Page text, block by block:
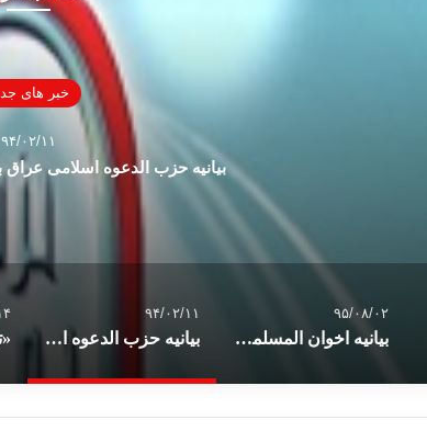
خبر های
۹۴/۰۲/۱۱
بیانیه حزب الدعوه اسلامی عراق
۹۵/۰۸/۰۲
بیانیه اخوان المسلمین در خصوص صدور اولین حکم نهایی حبس محمد مرسی
۹۴/۰۲/۱۱
بیانیه حزب الدعوه اسلامی عراق بر مخالفت با طرح آمریکا